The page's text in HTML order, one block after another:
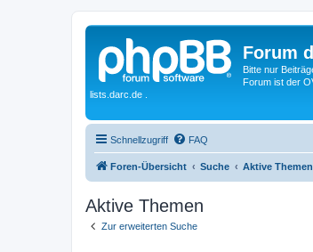
Forum
Bitte nur
Forum ist der
lists.darc.de .
Schnellzugriff FAQ
Foren-Übersicht Suche Aktive Themen
Aktive Themen
Zur erweiterten Suche